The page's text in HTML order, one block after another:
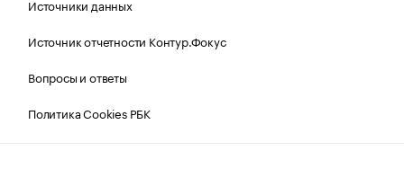
Источники данных
Источник отчетности Контур.Фокус
Вопросы и ответы
Политика Cookies РБК